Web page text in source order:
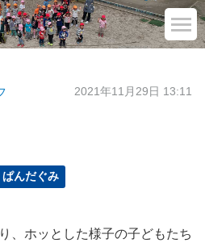
2021年11月29日 13:11
ぱんだぐみ
、ホッとした様子の子どもたち